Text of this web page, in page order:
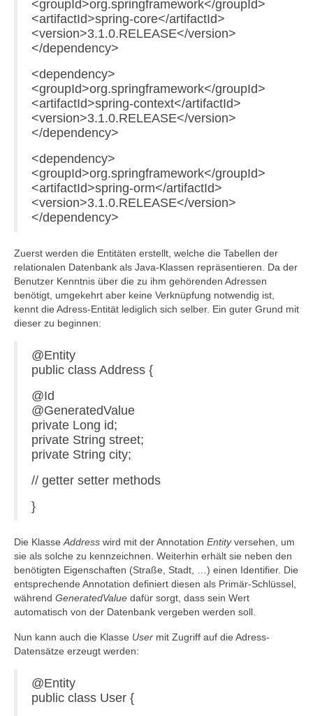
<groupId>org.springframework</groupId>
<artifactId>spring-core</artifactId>
<version>3.1.0.RELEASE</version>
</dependency>
<dependency>
<groupId>org.springframework</groupId>
<artifactId>spring-context</artifactId>
<version>3.1.0.RELEASE</version>
</dependency>
<dependency>
<groupId>org.springframework</groupId>
<artifactId>spring-orm</artifactId>
<version>3.1.0.RELEASE</version>
</dependency>
Zuerst werden die Entitäten erstellt, welche die Tabellen der
relationalen Datenbank als Java-Klassen repräsentieren. Da der
Benutzer Kenntnis über die zu ihm gehörenden Adressen
benötigt, umgekehrt aber keine Verknüpfung notwendig ist,
kennt die Adress-Entität lediglich sich selber. Ein guter Grund mit
dieser zu beginnen:
@Entity
public class Address {
@Id
@GeneratedValue
private Long id;
private String street;
private String city;
// getter setter methods
}
Die Klasse Address wird mit der Annotation Entityversehen, um
sie als solche zu kennzeichnen. Weiterhin erhält sie neben den
benötigten Eigenschaften (Straße, Stadt, …) einen Identifier. Die
entsprechende Annotation definiert diesen als Primär-Schlüssel,
während GeneratedValue dafür sorgt, dass sein Wert
automatisch von der Datenbank vergeben werden soll.
Nun kann auch die Klasse User mit Zugriff auf die Adress-
Datensätze erzeugt werden:
@Entity
public class User {